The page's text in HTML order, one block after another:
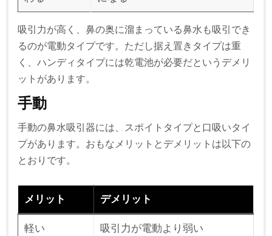
吸引力が高く、鼻の奥に溜まっている鼻水も吸引でき
るのが電動タイプです。ただし据え置きタイプは重
く、ハンディタイプには乾電池が必要だというデメリ
ットがあります。
手動
手動の鼻水吸引器には、スポイトタイプと口吸いタイ
プがあります。おもなメリットとデメリットは以下の
とおりです。
メリット デメリット
軽い 吸引力が電動より弱い